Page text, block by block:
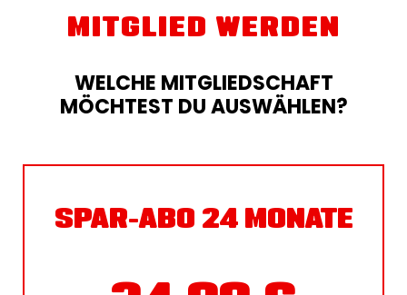
MITGLIED WERDEN
WELCHE MITGLIEDSCHAFT
MÖCHTEST DU AUSWÄHLEN?
SPAR-ABO 24 MONATE